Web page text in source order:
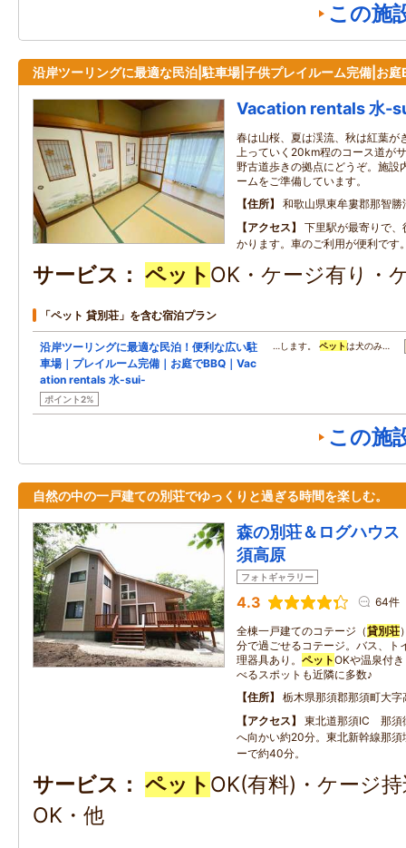
この施
沿岸ツーリングに最適な民泊|駐車場|子供プレイルーム完備|お庭
Vacation rentals 水-
春は山桜、夏は渓流、秋は紅葉が
上っていく20km程のコース道が
野古道歩きの拠点にどうぞ。施設
ームをご準備しています。
住所
和歌山県東牟婁郡那智
アクセス
下里駅が最寄りで
かります。車のご利用が便利です
サービス ペット OK・ケージ有り・
「ペット 貸別荘」を含む宿泊プラン
沿岸ツーリングに最適な民泊！便利な広い駐
車場｜プレイルーム完備｜お庭でBBQ｜Vac
ation rentals 水-sui-
ポイント2%
…します。ペットは犬のみ…
この施
自然の中の一戸建ての別荘でゆっくりと過ぎる時間を楽しむ。
森の別荘＆ログハウ
須高原
フォトギャラリー
4.3 64件
全棟一戸建てのコテージ（貸別荘
分で過ごせるコテージ。バス、ト
理器具あり。 ペットOKや温泉付
べるスポットも近隣に多数♪
住所
栃木県那須郡那須町大
アクセス
東北道那須IC 那須
へ向かい約20分。東北新幹線那須
ーで約40分。
サービス ペット OK(有料)・ケージ
OK・他